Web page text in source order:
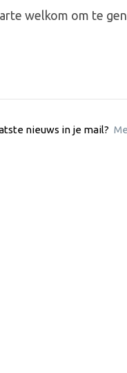
welkom om te
nieuws in je mail?